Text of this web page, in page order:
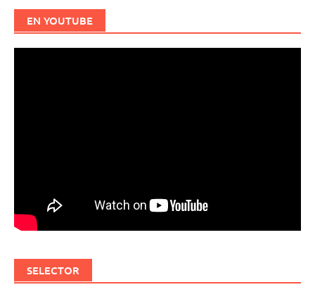
EN YOUTUBE
SELECTOR